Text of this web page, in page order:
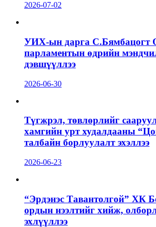
2026-07-02
УИХ-ын дарга С.Бямбацогт
парламентын өдрийн
дэвшүүллээ
2026-06-30
Түгжрэл, төвлөрлийг
хамгийн урт худалдааны
талбайн борлуулалт эхэллээ
2026-06-23
“Эрдэнэс Тавантолгой” ХК
ордын нээлтийг хийж,
эхлүүллээ